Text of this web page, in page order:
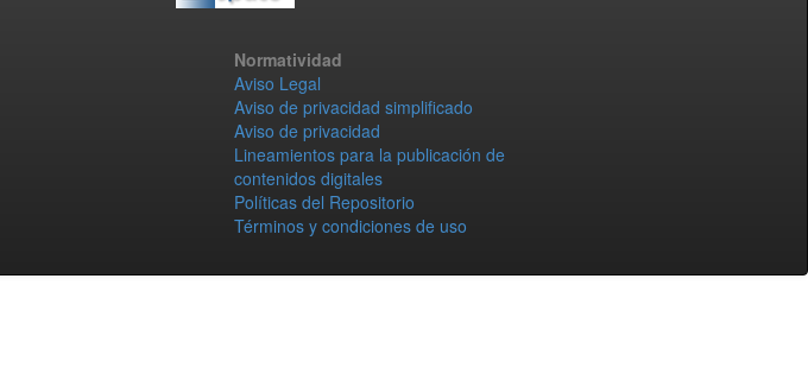
Normatividad
Aviso Legal
Aviso de privacidad simplificado
Aviso de privacidad
Lineamientos para la publicación de
contenidos digitales
Políticas del Repositorio
Términos y condiciones de uso